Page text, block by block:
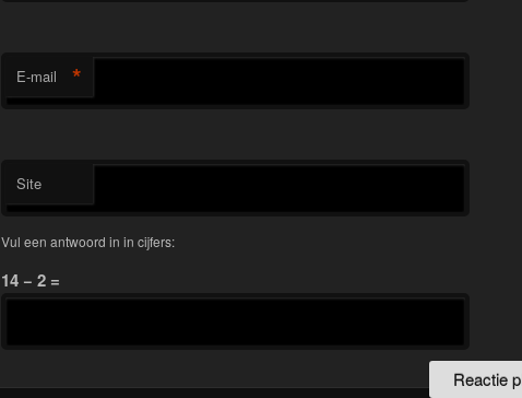
E-mail *
Site
Vul een antwoord in in cijfers:
14 − 2 =